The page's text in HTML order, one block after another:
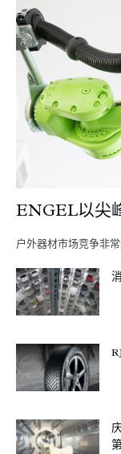
ENGEL以尖
户外器材市场竞争非